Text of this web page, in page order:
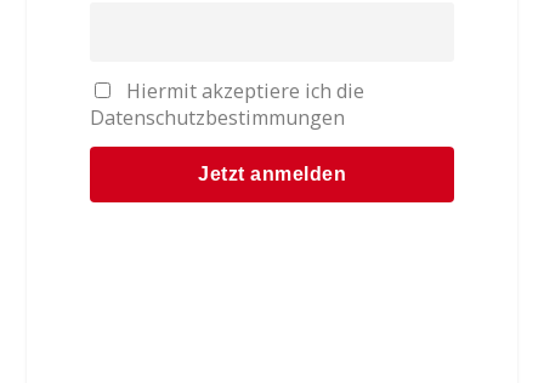
Hiermit akzeptiere ich die
Datenschutzbestimmungen